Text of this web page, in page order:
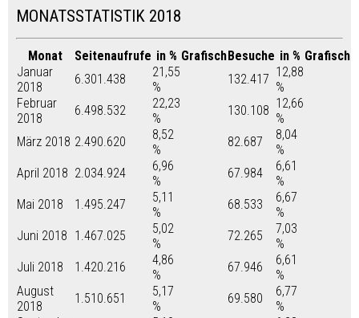
MONATSSTATISTIK 2018
Monat Seitenaufrufe in % GrafischBesuche in % Grafisch
Januar
2018
6.301.438
21,55
%
132.417 12,88
%
Februar
2018
6.498.532
22,23
%
130.108 12,66
%
März 2018 2.490.620
8,52
%
82.687
8,04
%
April 2018 2.034.924
6,96
%
67.984
6,61
%
Mai 2018
1.495.247
5,11
%
68.533
6,67
%
Juni 2018 1.467.025
5,02
%
72.265
7,03
%
Juli 2018
1.420.216
4,86
%
67.946
6,61
%
August
2018
1.510.651
5,17
%
69.580
6,77
%